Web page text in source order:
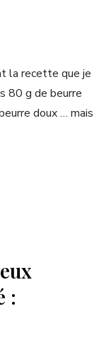
la recette que je
80 g de beurre
doux … mais
: